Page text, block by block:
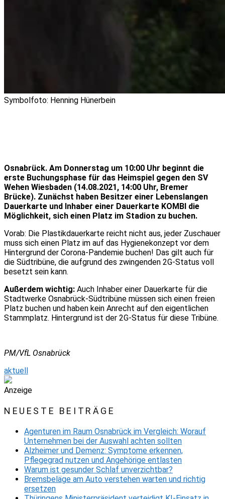
Symbolfoto: Henning Hünerbein
Osnabrück. Am Donnerstag um 10:00 Uhr beginnt die
erste Buchungsphase für das Heimspiel gegen den SV
Wehen Wiesbaden (14.08.2021, 14:00 Uhr, Bremer
Brücke). Zunächst haben Besitzer einer Lebenslangen
Dauerkarte und Inhaber einer Dauerkarte KOMBI die
Möglichkeit, sich einen Platz im Stadion zu buchen.
Vorab: Die Plastikdauerkarte reicht nicht aus, jeder Zuschauer
muss sich einen Platz im auf das Hygienekonzept vor dem
Hintergrund der Corona-Pandemie buchen! Das gilt auch für
die Südtribüne, die aufgrund des zwingenden 2G-Status voll
besetzt sein kann.
Außerdem wichtig: Auch Inhaber einer Dauerkarte für die
Stadtwerke Osnabrück-Südtribüne müssen sich einen freien
Platz buchen und haben kein Anrecht auf den eigentlichen
Stammplatz. Hintergrund ist der 2G-Status für diese Tribüne.
PM/VfL Osnabrück
aktuell
Anzeige
NEUESTE BEITRÄGE
Agenturen im Raum Osnabrück im Vergleich: Worauf
Unternehmen bei der Auswahl achten sollten
Alzheimer und Demenz: Symptome erkennen,
Pflegegrad nutzen und Angehörige entlasten
Warum ist gesunder Schlaf unverzichtbar?
Bremsbeläge am Auto verstehen warten und richtig
ersetzen